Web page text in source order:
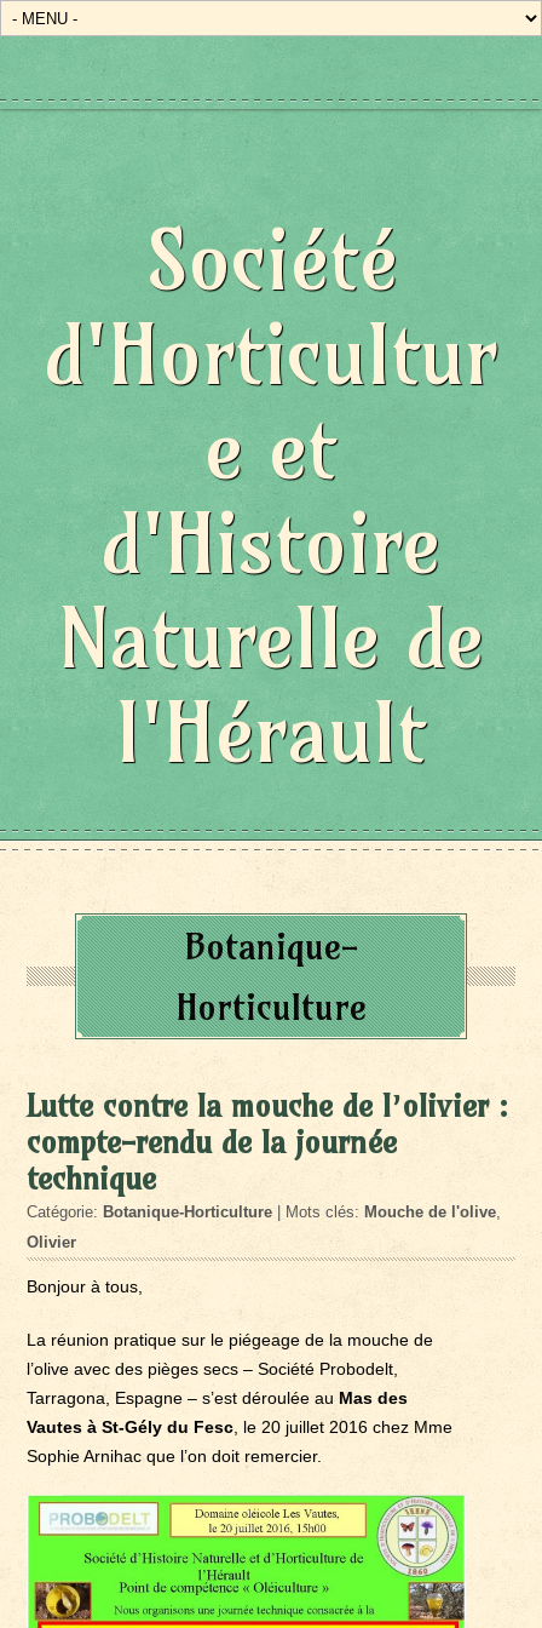
Société
d'Horticultur
e et
d'Histoire
Naturelle de
l'Hérault
Botanique-
Horticulture
Lutte contre la mouche de l’olivier :
compte-rendu de la journée
technique
Catégorie: Botanique-Horticulture | Mots clés: Mouche de l'olive,
Olivier
Bonjour à tous,
La réunion pratique sur le piégeage de la mouche de
l’olive avec des pièges secs – Société Probodelt,
Tarragona, Espagne – s’est déroulée au Mas des
Vautes à St-Gély du Fesc , le 20 juillet 2016 chez Mme
Sophie Arnihac que l’on doit remercier.